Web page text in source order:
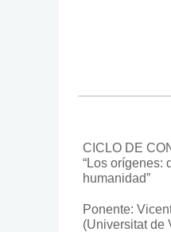
CICLO DE
“Los orígenes:
humanidad”
Ponente:
(Universitat de